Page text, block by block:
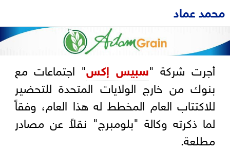
محمد عماد
أجرت شركة "سبيس إكس" اجتماعات مع
بنوك من خارج الولايات المتحدة للتحضير
للاكتتاب العام المخطط له هذا العام، وفقاً
لما ذكرته وكالة "بلومبرج" نقلاً عن مصادر
مطلعة.